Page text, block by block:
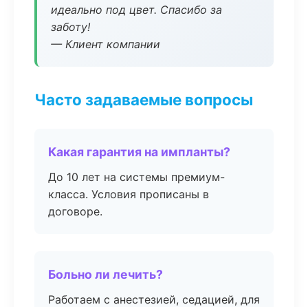
идеально под цвет. Спасибо за
заботу!
— Клиент компании
Часто задаваемые вопросы
Какая гарантия на импланты?
До 10 лет на системы премиум-
класса. Условия прописаны в
договоре.
Больно ли лечить?
Работаем с анестезией, седацией, для